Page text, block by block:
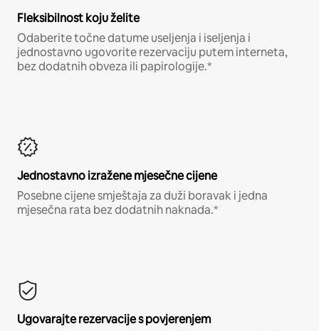
Fleksibilnost koju želite
Odaberite točne datume useljenja i iseljenja i
jednostavno ugovorite rezervaciju putem interneta,
bez dodatnih obveza ili papirologije.*
Jednostavno izražene mjesečne cijene
Posebne cijene smještaja za duži boravak i jedna
mjesečna rata bez dodatnih naknada.*
Ugovarajte rezervacije s povjerenjem